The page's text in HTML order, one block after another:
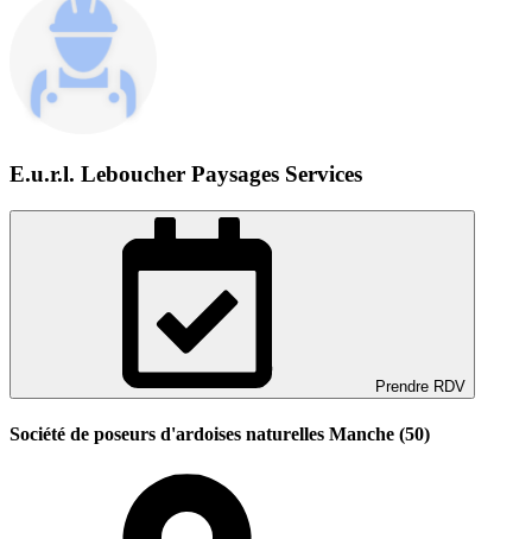
E.u.r.l. Leboucher Paysages Services
Prendre RDV
Société de poseurs d'ardoises naturelles Manche (50)